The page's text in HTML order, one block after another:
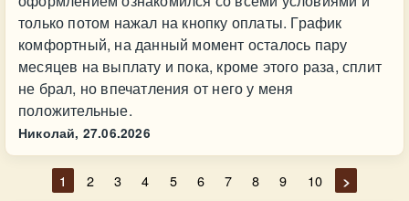
только потом нажал на кнопку оплаты. График
комфортный, на данный момент осталось пару
месяцев на выплату и пока, кроме этого раза, сплит
не брал, но впечатления от него у меня
положительные.
Николай, 27.06.2026
1 2 3 4 5 6 7 8 9 10 >